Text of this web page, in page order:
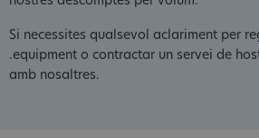
Si necessites qualsevol aclariment per
.equipment o contractar un servei de
amb nosaltres.